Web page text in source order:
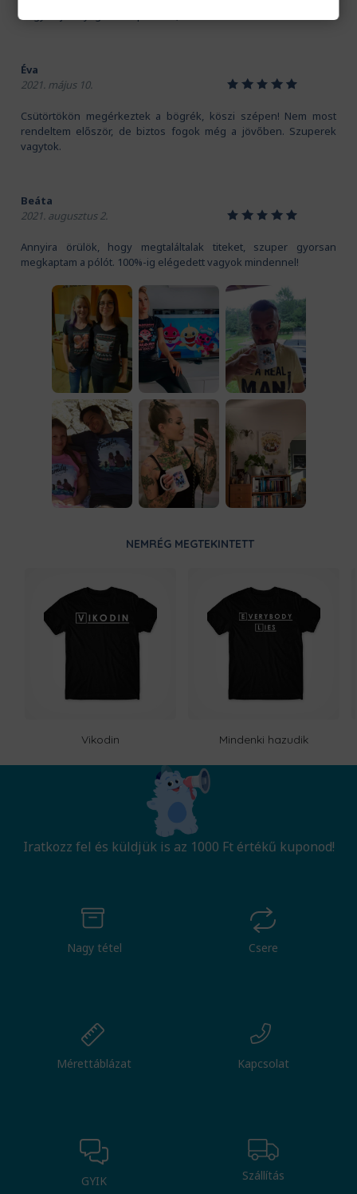
Éva
2021. május 10.
12345
Csütörtökön megérkeztek a bögrék, köszi szépen! Nem most
rendeltem először, de biztos fogok még a jövőben. Szuperek
vagytok.
Beáta
2021. augusztus 2.
12345
Annyira örülök, hogy megtaláltalak titeket, szuper gyorsan
megkaptam a pólót. 100%-ig elégedett vagyok mindennel!
NEMRÉG MEGTEKINTETT
Vikodin Mindenki hazudik
Iratkozz fel és küldjük is az 1000 Ft értékű kuponod!
Nagy tétel Csere
Mérettáblázat Kapcsolat
GYIK Szállítás